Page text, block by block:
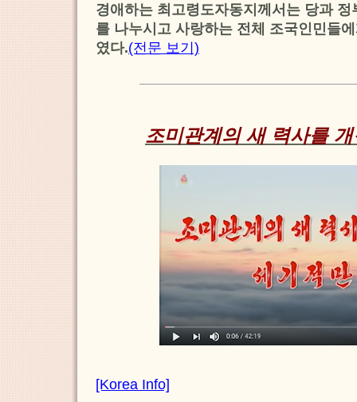
경애하는 최고령도자동지께서는 당과
를 나누시고 사랑하는 전체 조국인민들
였다.(전문 보기)
조미관계의 새 력사를
[Korea Info]